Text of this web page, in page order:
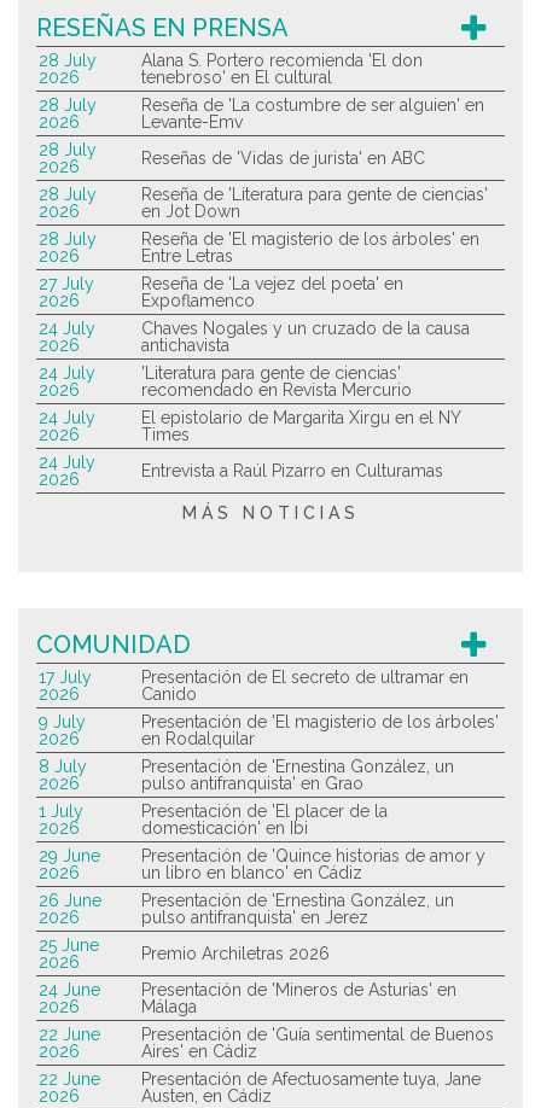
RESEÑAS EN PRENSA
28 July
2026
Alana S. Portero recomienda 'El don
tenebroso' en El cultural
28 July
2026
Reseña de 'La costumbre de ser alguien' en
Levante-Emv
28 July
2026
Reseñas de 'Vidas de jurista' en ABC
28 July
2026
Reseña de 'Literatura para gente de ciencias'
en Jot Down
28 July
2026
Reseña de 'El magisterio de los árboles' en
Entre Letras
27 July
2026
Reseña de 'La vejez del poeta' en
Expoflamenco
24 July
2026
Chaves Nogales y un cruzado de la causa
antichavista
24 July
2026
'Literatura para gente de ciencias'
recomendado en Revista Mercurio
24 July
2026
El epistolario de Margarita Xirgu en el NY
Times
24 July
2026
Entrevista a Raúl Pizarro en Culturamas
MÁS NOTICIAS
COMUNIDAD
17 July
2026
Presentación de El secreto de ultramar en
Canido
9 July
2026
Presentación de 'El magisterio de los árboles'
en Rodalquilar
8 July
2026
Presentación de 'Ernestina González, un
pulso antifranquista' en Grao
1 July
2026
Presentación de 'El placer de la
domesticación' en Ibi
29 June
2026
Presentación de 'Quince historias de amor y
un libro en blanco' en Cádiz
26 June
2026
Presentación de 'Ernestina González, un
pulso antifranquista' en Jerez
25 June
2026
Premio Archiletras 2026
24 June
2026
Presentación de 'Mineros de Asturias' en
Málaga
22 June
2026
Presentación de 'Guía sentimental de Buenos
Aires' en Cádiz
22 June
2026
Presentación de Afectuosamente tuya, Jane
Austen, en Cádiz